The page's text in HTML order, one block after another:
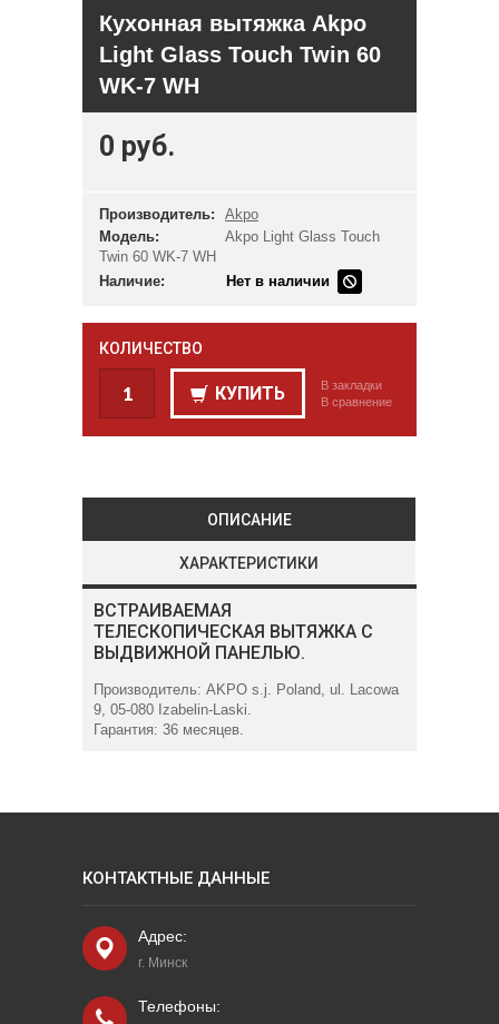
Кухонная вытяжка Akpo
Light Glass Touch Twin 60
WK-7 WH
0 руб.
Производитель:
Akpo
Модель:
Akpo Light Glass Touch
Twin 60 WK-7 WH
Наличие:
Нет в наличии
КОЛИЧЕСТВО
КУПИТЬ
В закладки
В сравнение
ОПИСАНИЕ
ХАРАКТЕРИСТИКИ
ВСТРАИВАЕМАЯ
ТЕЛЕСКОПИЧЕСКАЯ ВЫТЯЖКА С
ВЫДВИЖНОЙ ПАНЕЛЬЮ.
Производитель: AKPO s.j. Poland, ul. Lacowa
9, 05-080 Izabelin-Laski.
Гарантия: 36 месяцев.
КОНТАКТНЫЕ ДАННЫЕ
Адрес:
г. Минск
Телефоны: